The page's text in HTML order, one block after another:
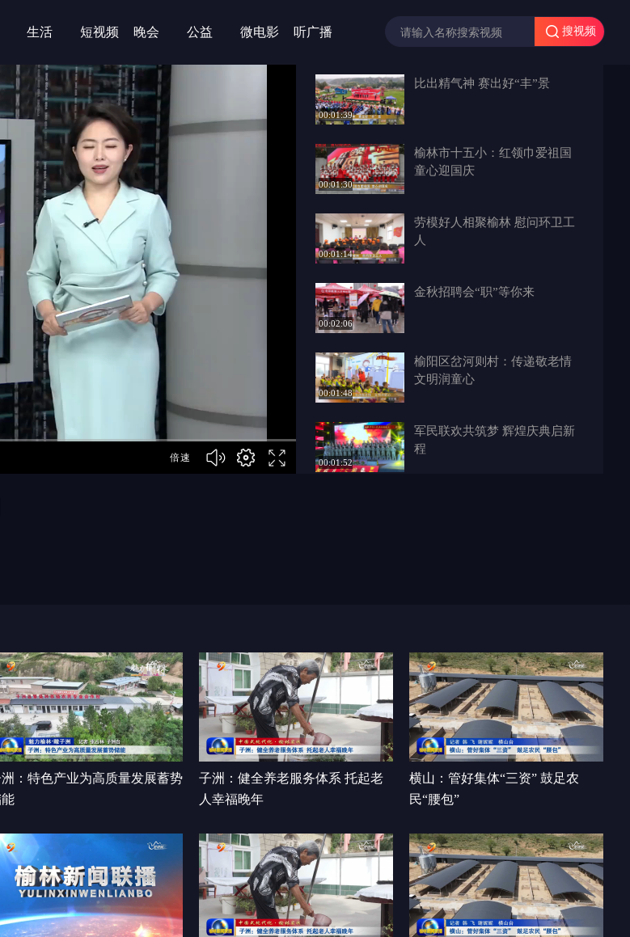
生活 短视频 晚会 公益 微电影 听广播 搜视频
倍速
00:01:39
比出精气神 赛出好“丰”景
00:01:30
榆林市十五小：红领巾爱祖国
童心迎国庆
00:01:14
劳模好人相聚榆林 慰问环卫工
人
00:02:06
金秋招聘会“职”等你来
00:01:48
榆阳区岔河则村：传递敬老情
文明润童心
00:01:52
军民联欢共筑梦 辉煌庆典启新
程
00:01:09
林职业技术学院军训营
00:01:17
亲子迷你马拉松 跑出秋日幸福
感
：特色产业为高质量发展蓄势
子洲：健全养老服务体系 托起老
人幸福晚年
横山：管好集体“三资” 鼓足农
民“腰包”